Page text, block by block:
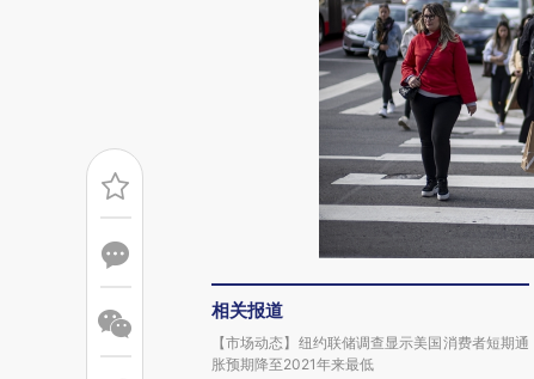
相关报道
【市场动态】纽约联储调查显示美国消费者短期通
胀预期降至2021年来最低